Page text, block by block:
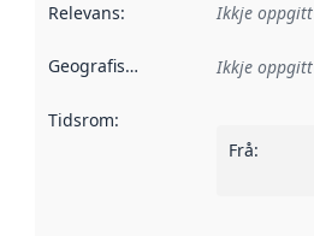
Relevans: Ikkje oppgitt
Geografisk område Ikkje oppgitt
Tidsrom:
Frå: